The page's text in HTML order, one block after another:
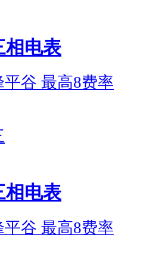
相电表
平谷 最高8费率
相电表
平谷 最高8费率